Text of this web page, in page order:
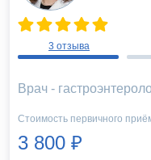
3 отзыва
Врач -
Стоимость первичного
3 800 ₽